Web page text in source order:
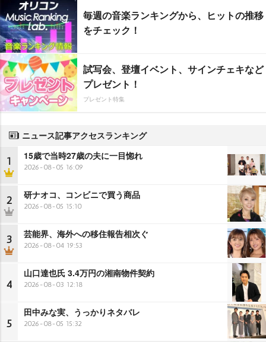
毎週の音楽ランキングから、ヒットの推移
をチェック！
試写会、登壇イベント、サインチェキなど
プレゼント！
プレゼント特集
ニュース記事アクセスランキング
1 15歳で当時27歳の夫に一目惚れ
2026-08-05 16:09
2 研ナオコ、コンビニで買う商品
2026-08-05 15:10
3 芸能界、海外への移住報告相次ぐ
2026-08-04 19:53
4
山口達也氏 3.4万円の湘南物件契約
2026-08-03 12:18
5
田中みな実、うっかりネタバレ
2026-08-05 15:32